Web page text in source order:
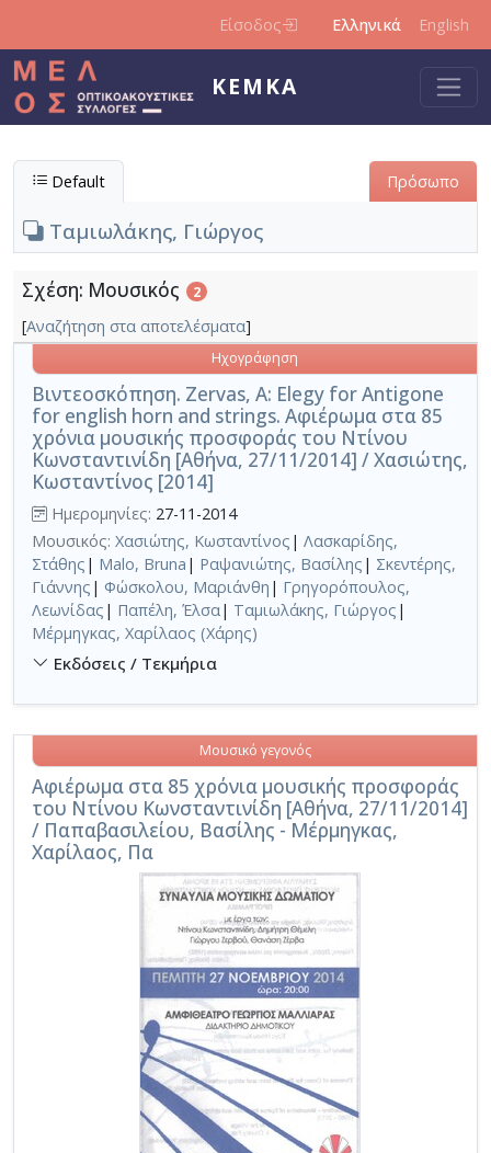
Είσοδος Ελληνικά English
ΚΕΜΚΑ
Default Πρόσωπο
Ταμιωλάκης, Γιώργος
Σχέση: Μουσικός 2
[Αναζήτηση στα αποτελέσματα]
Βιντεοσκόπηση. Zervas, A: Elegy for Antigone
for english horn and strings. Αφιέρωμα στα 85
χρόνια μουσικής προσφοράς του Ντίνου
Κωνσταντινίδη [Αθήνα, 27/11/2014] / Χασιώτης,
Κωσταντίνος [2014]
Ηχογράφηση
Ημερομηνίες: 27-11-2014
Μουσικός: Χασιώτης, Κωσταντίνος | Λασκαρίδης,
Στάθης | Malo, Bruna | Ραψανιώτης, Βασίλης | Σκεντέρης,
Γιάννης | Φώσκολου, Μαριάνθη | Γρηγορόπουλος,
Λεωνίδας | Παπέλη, Έλσα| Ταμιωλάκης, Γιώργος |
Μέρμηγκας, Χαρίλαος (Χάρης)
Εκδόσεις / Τεκμήρια
Αφιέρωμα στα 85 χρόνια μουσικής προσφοράς
του Ντίνου Κωνσταντινίδη [Αθήνα, 27/11/2014]
/ Παπαβασιλείου, Βασίλης - Μέρμηγκας,
Χαρίλαος, Πα
Μουσικό γεγονός